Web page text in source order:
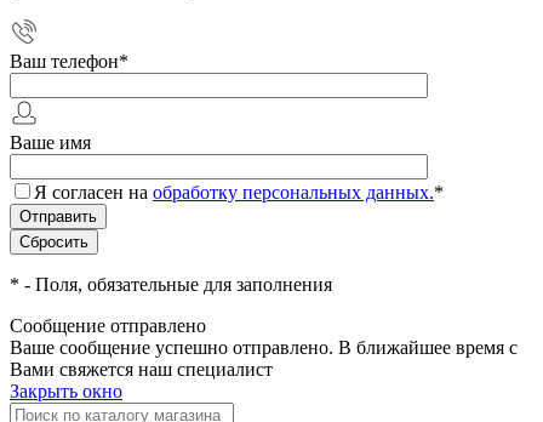
Ваш телефон*
Ваше имя
Я согласен на обработку персональных данных.*
* - Поля, обязательные для заполнения
Сообщение отправлено
Ваше сообщение успешно отправлено. В ближайшее время с
Вами свяжется наш специалист
Закрыть окно